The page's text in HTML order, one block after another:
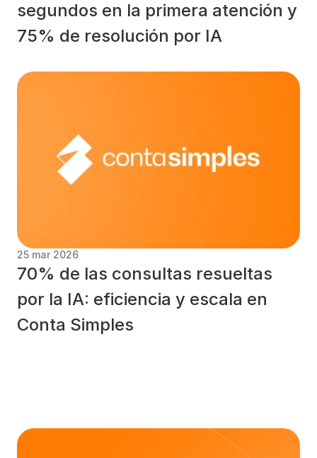
segundos en la primera atención y
75% de resolución por IA
25 mar 2026
70% de las consultas resueltas
por la IA: eficiencia y escala en
Conta Simples